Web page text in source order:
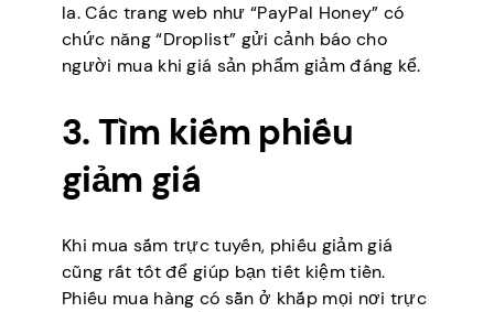
la. Các trang web như “PayPal Honey” có
chức năng “Droplist” gửi cảnh báo cho
người mua khi giá sản phẩm giảm đáng kể.
3. Tìm kiếm phiếu
giảm giá
Khi mua sắm trực tuyến, phiếu giảm giá
cũng rất tốt để giúp bạn tiết kiệm tiền.
Phiếu mua hàng có sẵn ở khắp mọi nơi trực